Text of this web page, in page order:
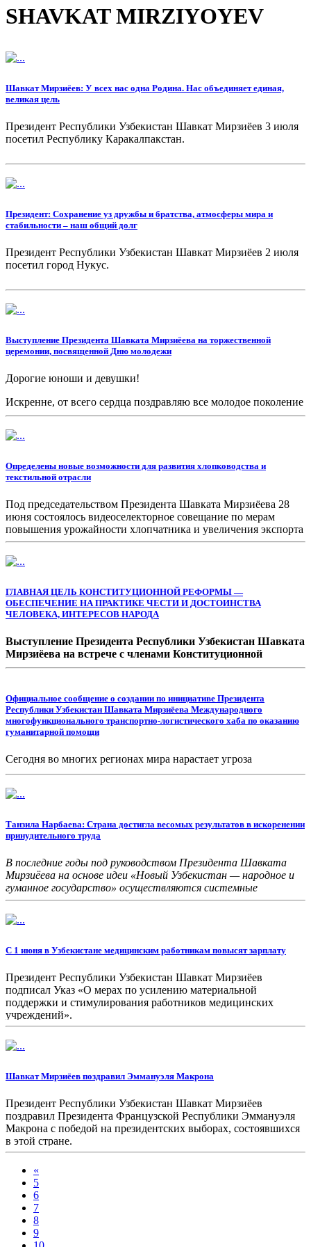
SHAVKAT MIRZIYOYEV
Шавкат Мирзиёев: У всех нас одна Родина. Нас объединяет единая,
великая цель
Президент Республики Узбекистан Шавкат Мирзиёев 3 июля
посетил Республику Каракалпакстан.
Президент: Сохранение уз дружбы и братства, атмосферы мира и
стабильности – наш общий долг
Президент Республики Узбекистан Шавкат Мирзиёев 2 июля
посетил город Нукус.
Выступление Президента Шавката Мирзиёева на торжественной
церемонии, посвященной Дню молодежи
Дорогие юноши и девушки!
Искренне, от всего сердца поздравляю все молодое поколение
Нового Узбекистана с сегодняшним замечательным
праздником – Днем молодежи.
Определены новые возможности для развития хлопководства и
текстильной отрасли
Под председательством Президента Шавката Мирзиёева 28
июня состоялось видеоселекторное совещание по мерам
повышения урожайности хлопчатника и увеличения экспорта
текстильной продукции.
ГЛАВНАЯ ЦЕЛЬ КОНСТИТУЦИОННОЙ РЕФОРМЫ —
ОБЕСПЕЧЕНИЕ НА ПРАКТИКЕ ЧЕСТИ И ДОСТОИНСТВА
ЧЕЛОВЕКА, ИНТЕРЕСОВ НАРОДА
Выступление Президента Республики Узбекистан Шавката
Мирзиёева на встрече с членами Конституционной
комиссии Олий Мажлиса 20 июня этого года.
Официальное сообщение о создании по инициативе Президента
Республики Узбекистан Шавката Мирзиёева Международного
многофункционального транспортно-логистического хаба по оказанию
гуманитарной помощи
Сегодня во многих регионах мира нарастает угроза
гуманитарного кризиса, связанного с тяжелыми
инфекции, нарушением мировых цепочек поставок и
Танзила Нарбаева: Страна достигла весомых результатов в искоренении
принудительного труда
В последние годы под руководством Президента Шавката
Мирзиёева на основе идеи «Новый Узбекистан — народное и
гуманное государство» осуществляются системные
реформы, направленные на обеспечение благополучия
населения. Важно, что эти действия дают ожидаемые
результаты.
С 1 июня в Узбекистане медицинским работникам повысят зарплату
Президент Республики Узбекистан Шавкат Мирзиёев
подписал Указ «О мерах по усилению материальной
поддержки и стимулирования работников медицинских
учреждений».
Шавкат Мирзиёев поздравил Эммануэля Макрона
Президент Республики Узбекистан Шавкат Мирзиёев
поздравил Президента Французской Республики Эммануэля
Макрона с победой на президентских выборах, состоявшихся
в этой стране.
«
5
6
7
8
9